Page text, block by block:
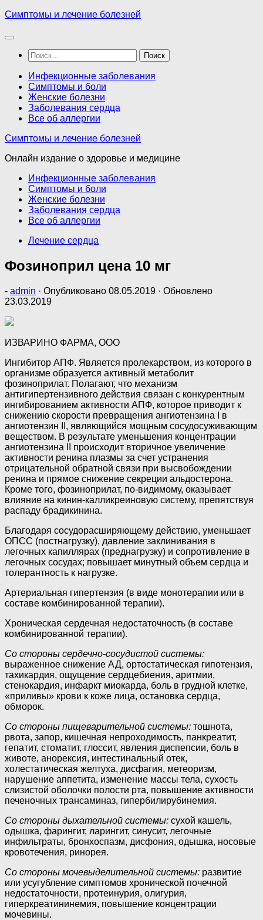
Перейти
содержимому
Симптомы и лечение болезней
Найти:
Инфекционные заболевания
Симптомы и боли
Женские болезни
Заболевания сердца
Все об аллергии
Симптомы и лечение болезней
Онлайн издание о здоровье и медицине
Инфекционные заболевания
Симптомы и боли
Женские болезни
Заболевания сердца
Все об аллергии
Лечение сердца
Фозиноприл цена 10 мг
- admin · Опубликовано 08.05.2019 · Обновлено
23.03.2019
ИЗВАРИНО ФАРМА, ООО
Ингибитор АПФ. Является пролекарством, из которого в
организме образуется активный метаболит
фозиноприлат. Полагают, что механизм
антигипертензивного действия связан с конкурентным
ингибированием активности АПФ, которое приводит к
снижению скорости превращения ангиотензина I в
ангиотензин II, являющийся мощным сосудосуживающим
веществом. В результате уменьшения концентрации
ангиотензина II происходит вторичное увеличение
активности ренина плазмы за счет устранения
отрицательной обратной связи при высвобождении
ренина и прямое снижение секреции альдостерона.
Кроме того, фозиноприлат, по-видимому, оказывает
влияние на кинин-калликреиновую систему, препятствуя
распаду брадикинина.
Благодаря сосудорасширяющему действию, уменьшает
ОПСС (постнагрузку), давление заклинивания в
легочных капиллярах (преднагрузку) и сопротивление в
легочных сосудах; повышает минутный объем сердца и
толерантность к нагрузке.
Артериальная гипертензия (в виде монотерапии или в
составе комбинированной терапии).
Хроническая сердечная недостаточность (в составе
комбинированной терапии).
Со стороны сердечно-сосудистой системы:
выраженное снижение АД, ортостатическая гипотензия,
тахикардия, ощущение сердцебиения, аритмии,
стенокардия, инфаркт миокарда, боль в грудной клетке,
«приливы» крови к коже лица, остановка сердца,
обморок.
Со стороны пищеварительной системы: тошнота,
рвота, запор, кишечная непроходимость, панкреатит,
гепатит, стоматит, глоссит, явления диспепсии, боль в
животе, анорексия, интестинальный отек,
холестатическая желтуха, дисфагия, метеоризм,
нарушение аппетита, изменение массы тела, сухость
слизистой оболочки полости рта, повышение активности
печеночных трансаминаз, гипербилирубинемия.
Со стороны дыхательной системы: сухой кашель,
одышка, фарингит, ларингит, синусит, легочные
инфильтраты, бронхоспазм, дисфония, одышка, носовые
кровотечения, ринорея.
Со стороны мочевыделительной системы: развитие
или усугубление симптомов хронической почечной
недостаточности, протеинурия, олигурия,
гиперкреатининемия, повышение концентрации
мочевины.